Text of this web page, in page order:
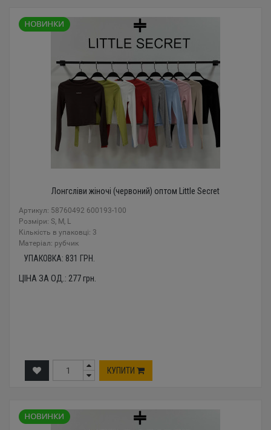
Лонгсліви жіночі (червоний) оптом Little Secret
Артикул: 58760492 600193-100
Розміри: S, M, L
Кількість в упаковці: 3
Mатеріал: рубчик
УПАКОВКА: 831 ГРН.
ЦІНА ЗА ОД.: 277грн.
КУПИТИ